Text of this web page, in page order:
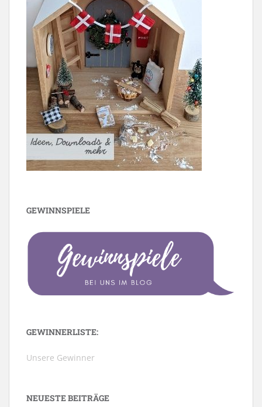
GEWINNSPIELE
GEWINNERLISTE:
Unsere Gewinner
NEUESTE BEITRÄGE